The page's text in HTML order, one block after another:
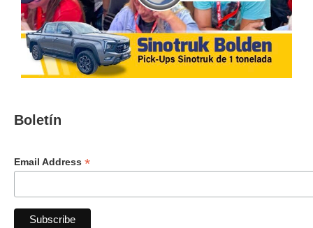
Boletín
Email Address *